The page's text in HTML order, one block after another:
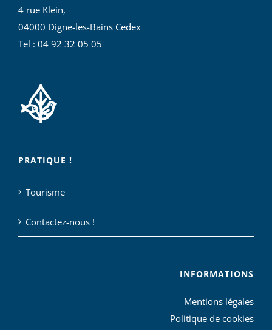
4 rue Klein,
04000 Digne-les-Bains Cedex
Tel : 04 92 32 05 05
PRATIQUE !
Tourisme
Contactez-nous !
INFORMATIONS
Mentions légales
Politique de cookies